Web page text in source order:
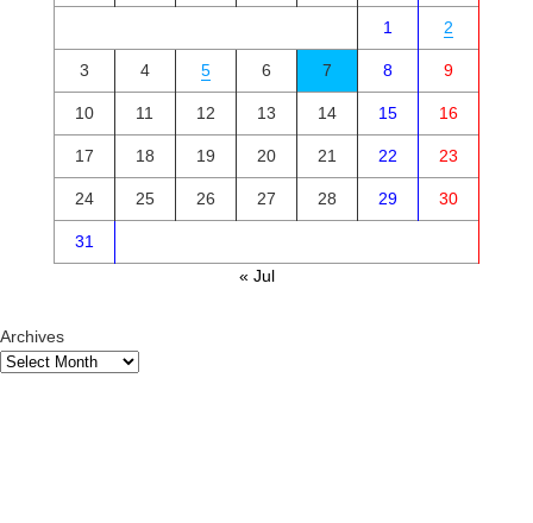
1
2
3 4 5 6 7 8 9
10 11 12 13 14 15 16
17 18 19 20 21 22 23
24 25 26 27 28 29 30
31
« Jul
Archives